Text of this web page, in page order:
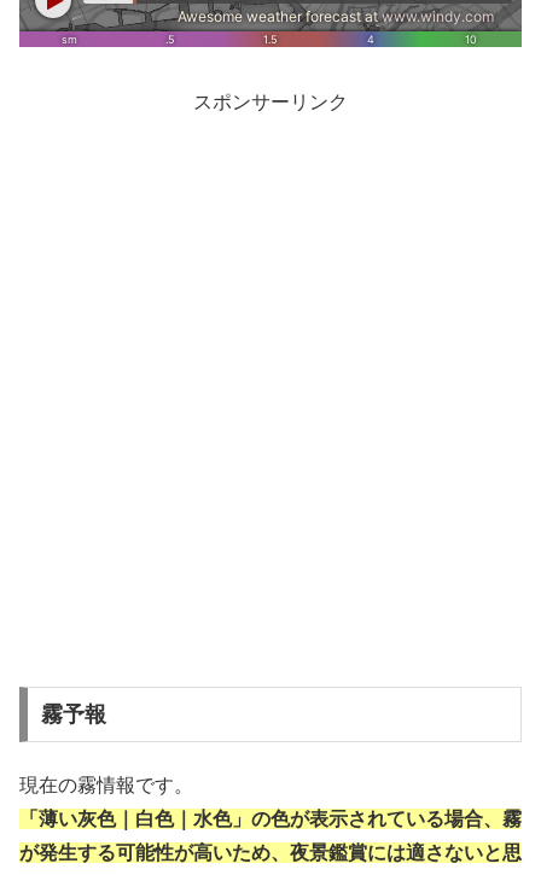
スポンサーリンク
霧予報
現在の霧情報です。
「薄い灰色｜白色｜水色」の色が表示されている場合、霧
が発生する可能性が高いため、夜景鑑賞には適さないと思